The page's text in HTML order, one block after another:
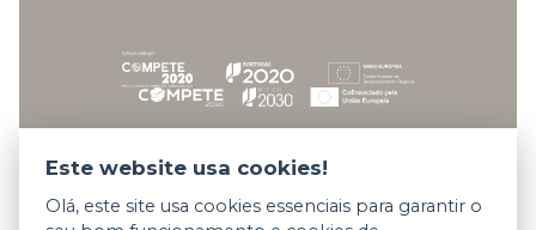
Este website usa cookies!
Olá, este site usa cookies essenciais para garantir o